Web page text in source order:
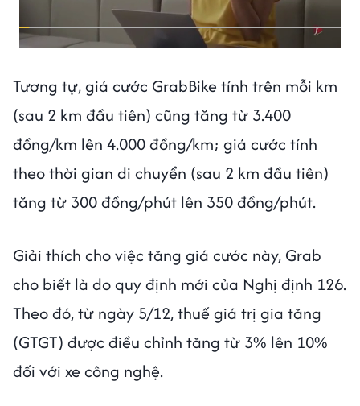
Tương tự, giá cước GrabBike tính trên mỗi km
(sau 2 km đầu tiên) cũng tăng từ 3.400
đồng/km lên 4.000 đồng/km; giá cước tính
theo thời gian di chuyển (sau 2 km đầu tiên)
tăng từ 300 đồng/phút lên 350 đồng/phút.
Giải thích cho việc tăng giá cước này, Grab
cho biết là do quy định mới của Nghị định 126.
Theo đó, từ ngày 5/12, thuế giá trị gia tăng
(GTGT) được điều chỉnh tăng từ 3% lên 10%
đối với xe công nghệ.